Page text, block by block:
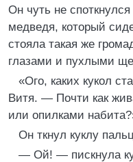
Он чуть не
медведя, который
стояла такая же
глазами и пухлыми
«Ого, каких кукол
Витя. — Почти как
или опилками
Он ткнул куклу
— Ой! — пискнула